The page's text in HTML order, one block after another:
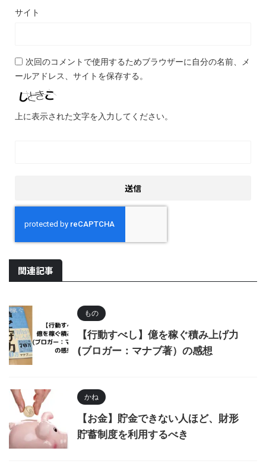
サイト
次回のコメントで使用するためブラウザーに自分の名前、メ
ールアドレス、サイトを保存する。
上に表示された文字を入力してください。
関連記事
もの
【行動すべし】億を稼ぐ積み上げ力
(ブロガー：マナブ著）の感想
かね
【お金】貯金できない人ほど、財形
貯蓄制度を利用するべき